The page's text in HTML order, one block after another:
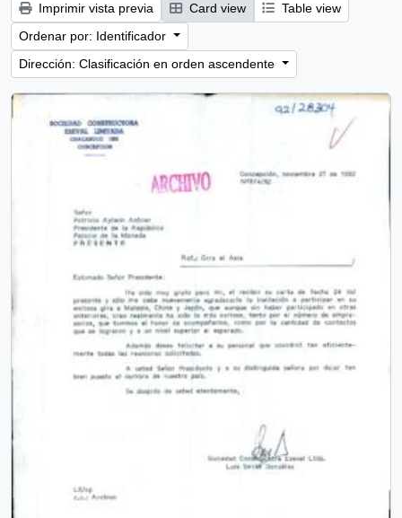
Imprimir vista previa Card view
Table view
Ordenar por: Identificador
Dirección: Clasificación en orden ascendente